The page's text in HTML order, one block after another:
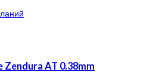
AT 0.38mm